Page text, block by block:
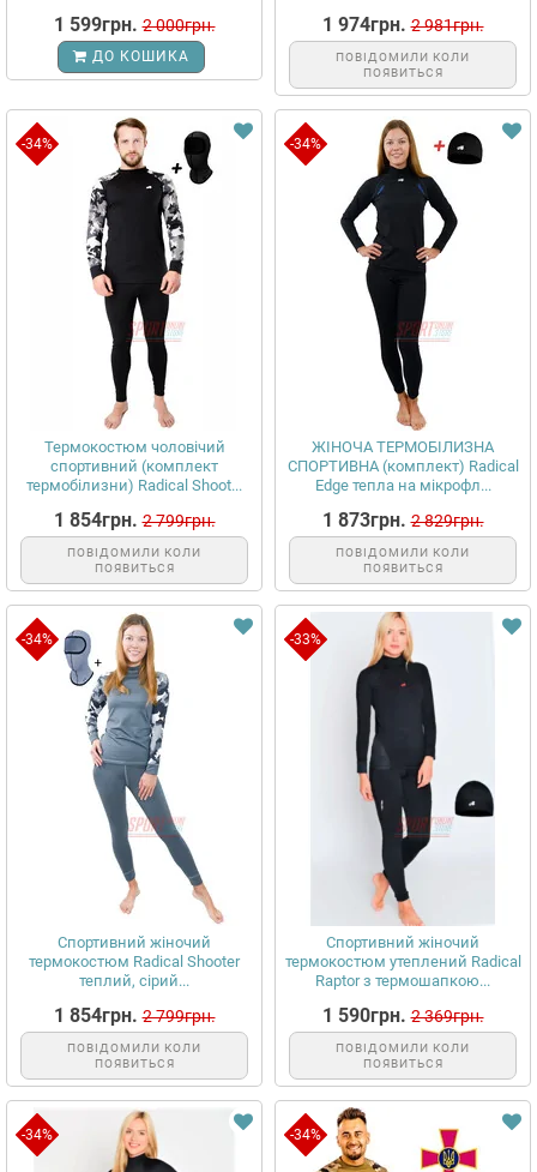
1 599грн. 2 000грн.
ДО КОШИКА
1 974грн. 2 981грн.
ПОВІДОМИЛИ КОЛИ
ПОЯВИТЬСЯ
-34%
Термокостюм чоловічий
спортивний (комплект
термобілизни) Radical Shoot...
1 854грн. 2 799грн.
ПОВІДОМИЛИ КОЛИ
ПОЯВИТЬСЯ
-34%
ЖІНОЧА ТЕРМОБІЛИЗНА
СПОРТИВНА (комплект) Radical
Edge тепла на мікрофл...
1 873грн. 2 829грн.
ПОВІДОМИЛИ КОЛИ
ПОЯВИТЬСЯ
-34%
Спортивний жіночий
термокостюм Radical Shooter
теплий, сірий...
1 854грн. 2 799грн.
ПОВІДОМИЛИ КОЛИ
ПОЯВИТЬСЯ
-33%
Спортивний жіночий
термокостюм утеплений Radical
Raptor з термошапкою...
1 590грн. 2 369грн.
ПОВІДОМИЛИ КОЛИ
ПОЯВИТЬСЯ
-34% -34%